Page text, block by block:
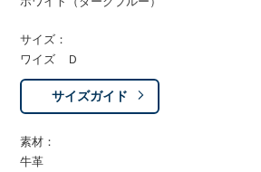
サイズ：
ワイズ Ｄ
サイズガイド
素材：
牛革